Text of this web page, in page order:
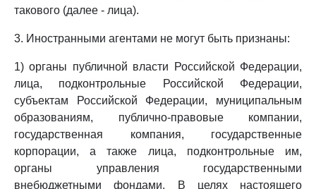
такового (далее - лица).
3. Иностранными агентами не могут быть признаны:
1) органы публичной власти Российской Федерации,
лица, подконтрольные Российской Федерации,
субъектам Российской Федерации, муниципальным
образованиям, публично-правовые компании,
государственная компания, государственные
корпорации, а также лица, подконтрольные им,
органы управления государственными
внебюджетными фондами. В целях настоящего